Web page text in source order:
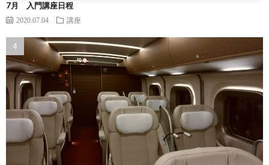
7月 入門講座日程
2020.07.04 講座